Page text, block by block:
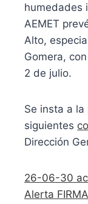
humedades
AEMET
Alto,
Gomera,
2 de julio.
Se insta a
siguientes
Dirección
26-06-30
Alerta